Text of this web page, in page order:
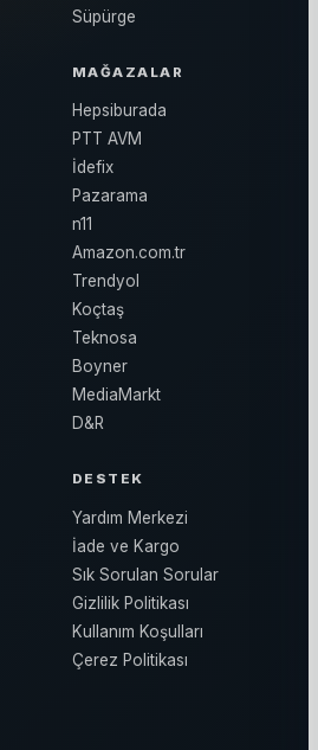
Süpürge
MAĞAZALAR
Hepsiburada
PTT AVM
İdefix
Pazarama
n11
Amazon.com.tr
Trendyol
Koçtaş
Teknosa
Boyner
MediaMarkt
D&R
DESTEK
Yardım Merkezi
İade ve Kargo
Sık Sorulan Sorular
Gizlilik Politikası
Kullanım Koşulları
Çerez Politikası